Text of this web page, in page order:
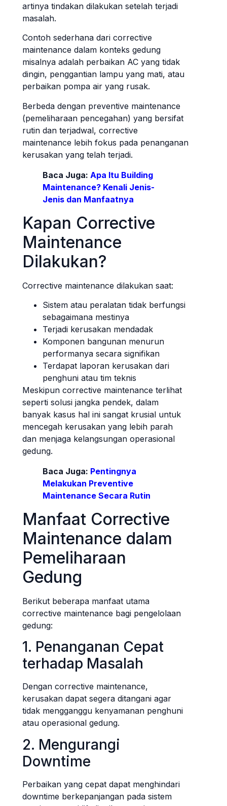
artinya tindakan dilakukan setelah terjadi
masalah.
Contoh sederhana dari corrective
maintenance dalam konteks gedung
misalnya adalah perbaikan AC yang tidak
dingin, penggantian lampu yang mati, atau
perbaikan pompa air yang rusak.
Berbeda dengan preventive maintenance
(pemeliharaan pencegahan) yang bersifat
rutin dan terjadwal, corrective
maintenance lebih fokus pada penanganan
kerusakan yang telah terjadi.
Baca Juga: Apa Itu Building
Maintenance? Kenali Jenis-
Jenis dan Manfaatnya
Kapan Corrective
Maintenance
Dilakukan?
Corrective maintenance dilakukan saat:
Sistem atau peralatan tidak berfungsi
sebagaimana mestinya
Terjadi kerusakan mendadak
Komponen bangunan menurun
performanya secara signifikan
Terdapat laporan kerusakan dari
penghuni atau tim teknis
Meskipun corrective maintenance terlihat
seperti solusi jangka pendek, dalam
banyak kasus hal ini sangat krusial untuk
mencegah kerusakan yang lebih parah
dan menjaga kelangsungan operasional
gedung.
Baca Juga: Pentingnya
Melakukan Preventive
Maintenance Secara Rutin
Manfaat Corrective
Maintenance dalam
Pemeliharaan
Gedung
Berikut beberapa manfaat utama
corrective maintenance bagi pengelolaan
gedung:
1. Penanganan Cepat
terhadap Masalah
Dengan corrective maintenance,
kerusakan dapat segera ditangani agar
tidak mengganggu kenyamanan penghuni
atau operasional gedung.
2. Mengurangi
Downtime
Perbaikan yang cepat dapat menghindari
downtime berkepanjangan pada sistem